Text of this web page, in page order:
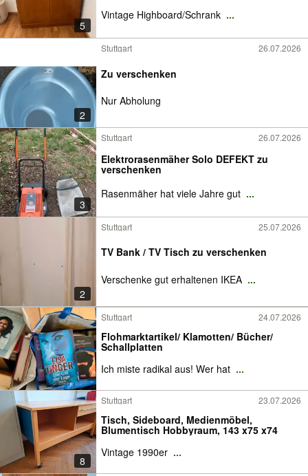
5
Vintage Highboard/Schrank ...
2
Stuttgart 26.07.2026
Zu verschenken
Nur Abholung
3
Stuttgart 26.07.2026
Elektrorasenmäher Solo DEFEKT zu
verschenken
Rasenmäher hat viele Jahre gut ...
2
Stuttgart 25.07.2026
TV Bank / TV Tisch zu verschenken
Verschenke gut erhaltenen IKEA ...
Stuttgart 24.07.2026
Flohmarktartikel/ Klamotten/ Bücher/
Schallplatten
Ich miste radikal aus! Wer hat ...
8
Stuttgart 23.07.2026
Tisch, Sideboard, Medienmöbel,
Blumentisch Hobbyraum, 143 x75 x74
Vintage 1990er ...